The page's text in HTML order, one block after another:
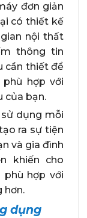
đơn giản
có thiết kế
nội thất
thông tin
cần thiết để
hợp với
của bạn.
dụng mỗi
ra sự tiện
và gia đình
khiến cho
phù hợp với
hơn.
dụng